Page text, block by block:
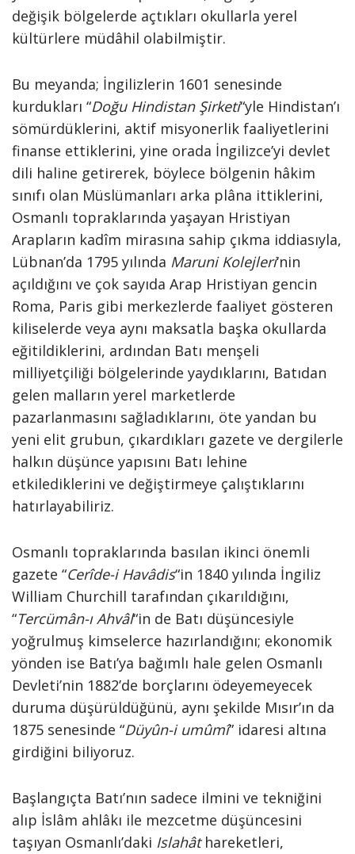
değişik bölgelerde açtıkları okullarla yerel
kültürlere müdâhil olabilmiştir.
Bu meyanda; İngilizlerin 1601 senesinde
kurdukları “Doğu Hindistan Şirketi“yle Hindistan’ı
sömürdüklerini, aktif misyonerlik faaliyetlerini
finanse ettiklerini, yine orada İngilizce’yi devlet
dili haline getirerek, böylece bölgenin hâkim
sınıfı olan Müslümanları arka plâna ittiklerini,
Osmanlı topraklarında yaşayan Hristiyan
Arapların kadîm mirasına sahip çıkma iddiasıyla,
Lübnan’da 1795 yılında Maruni Kolejleri‘nin
açıldığını ve çok sayıda Arap Hristiyan gencin
Roma, Paris gibi merkezlerde faaliyet gösteren
kiliselerde veya aynı maksatla başka okullarda
eğitildiklerini, ardından Batı menşeli
milliyetçiliği bölgelerinde yaydıklarını, Batıdan
gelen malların yerel marketlerde
pazarlanmasını sağladıklarını, öte yandan bu
yeni elit grubun, çıkardıkları gazete ve dergilerle
halkın düşünce yapısını Batı lehine
etkilediklerini ve değiştirmeye çalıştıklarını
hatırlayabiliriz.
Osmanlı topraklarında basılan ikinci önemli
gazete “Cerîde-i Havâdis“in 1840 yılında İngiliz
William Churchill tarafından çıkarıldığını,
“Tercümân-ı Ahvâl“in de Batı düşüncesiyle
yoğrulmuş kimselerce hazırlandığını; ekonomik
yönden ise Batı’ya bağımlı hale gelen Osmanlı
Devleti’nin 1882’de borçlarını ödeyemeyecek
duruma düşürüldüğünü, aynı şekilde Mısır’ın da
1875 senesinde “Düyûn-i umûmî” idaresi altına
girdiğini biliyoruz.
Başlangıçta Batı’nın sadece ilmini ve tekniğini
alıp İslâm ahlâkı ile mezcetme düşüncesini
taşıyan Osmanlı’daki Islahâthareketleri,